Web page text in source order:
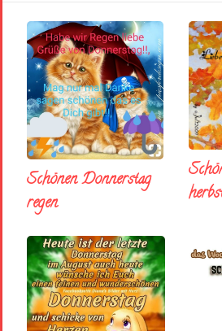
Schönen Donnerstag
regen